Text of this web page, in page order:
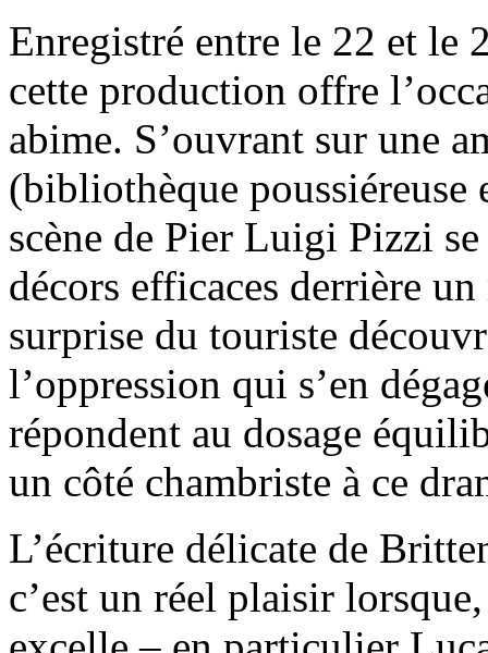
Enregistré entre le 22 et le
cette production offre
abime. S’ouvrant sur une
(bibliothèque
scène de Pier Luigi Pizzi
décors efficaces derrière
surprise du touriste
l’oppression qui s’en
répondent au dosage
un côté chambriste à ce
L’écriture délicate de
c’est un réel plaisir